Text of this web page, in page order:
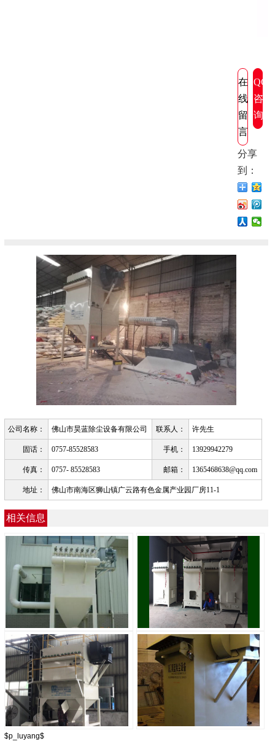
在
线
留
言
QQ
咨
询
分享
到：
公司名称： 佛山市昊蓝除尘设备有限公司 联系人： 许先生
固话： 0757-85528583 手机： 13929942279
传真： 0757- 85528583 邮箱： 1365468638@qq.com
地址： 佛山市南海区狮山镇广云路有色金属产业园厂房11-1
相关信息
脱硫除尘设备 木工厂除尘器
$p_luyang$